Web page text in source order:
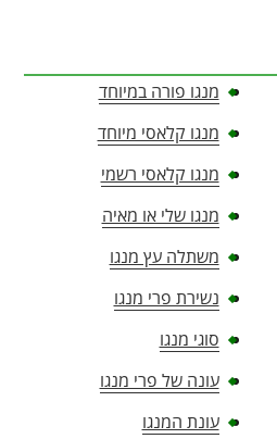
מנגו פורה במיוחד
מנגו קלאסי מיוחד
מנגו קלאסי רשמי
מנגו שלי או מאיה
משתלה עץ מנגו
נשירת פרי מנגו
סוגי מנגו
עונה של פרי מנגו
עונת המנגו